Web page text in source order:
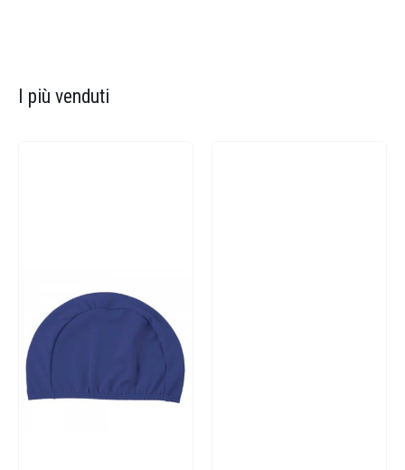
I più venduti